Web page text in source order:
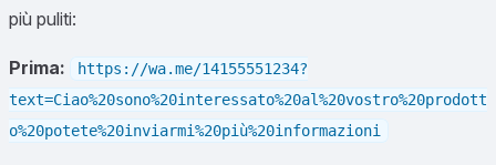
più puliti:
Prima:
https://wa.me/14155551234?
text=Ciao%20sono%20interessato%20al%20vostro%20prodott
o%20potete%20inviarmi%20più%20informazioni